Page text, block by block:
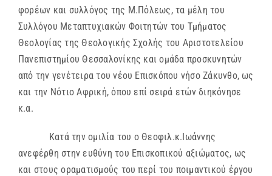
φορέων και συλλόγος της Μ.Πόλεως, τα μέλη του
Συλλόγου Μεταπτυχιακών Φοιτητών του Τμήματος
Θεολογίας της Θεολογικής Σχολής του Αριστοτελείου
Πανεπιστημίου Θεσσαλονίκης και ομάδα προσκυνητών
από την γενέτειρα του νέου Επισκόπου νήσο Ζάκυνθο, ως
και την Νότιο Αφρική, όπου επί σειρά ετών διηκόνησε
κ.α.
Κατά την ομιλία του ο Θεοφιλ.κ.Ιωάννης
ανεφέρθη στην ευθύνη του Επισκοπικού αξιώματος, ως
και στους οραματισμούς του περί του ποιμαντικού έργου